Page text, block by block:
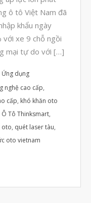
Tám 2023
Bảy 2023
Sáu 2023
Năm 2023
Tư 2023
Ba 2023
Hai 2023
Một 2023
Mười Hai 2022
ô tô Việt Nam đã
khẩu ngày
với xe 9 chỗ ngồi
mại tự do với […]
Ứng dụng
nghệ cao cấp,
cấp, khó khăn oto
Ô Tô Thinksmart,
oto, quét laser tàu,
oto vietnam